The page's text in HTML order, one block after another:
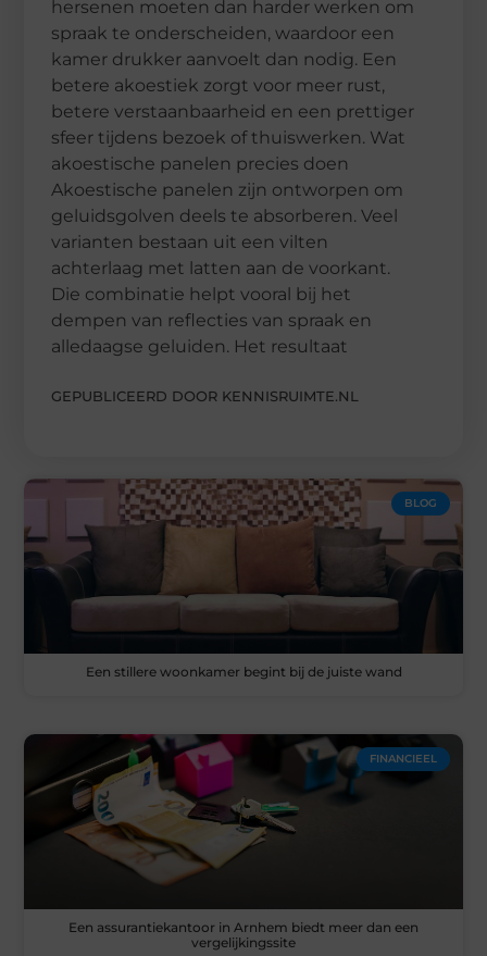
hersenen moeten dan harder werken om
spraak te onderscheiden, waardoor een
kamer drukker aanvoelt dan nodig. Een
betere akoestiek zorgt voor meer rust,
betere verstaanbaarheid en een prettiger
sfeer tijdens bezoek of thuiswerken. Wat
akoestische panelen precies doen
Akoestische panelen zijn ontworpen om
geluidsgolven deels te absorberen. Veel
varianten bestaan uit een vilten
achterlaag met latten aan de voorkant.
Die combinatie helpt vooral bij het
dempen van reflecties van spraak en
alledaagse geluiden. Het resultaat
GEPUBLICEERD DOOR KENNISRUIMTE.NL
BLOG
Een stillere woonkamer begint bij de juiste wand
FINANCIEEL
Een assurantiekantoor in Arnhem biedt meer dan een
vergelijkingssite